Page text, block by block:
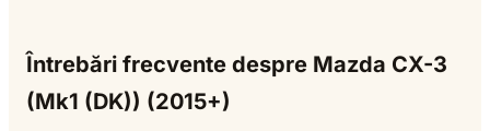
Întrebări frecvente despre Mazda CX-3
(Mk1 (DK)) (2015+)